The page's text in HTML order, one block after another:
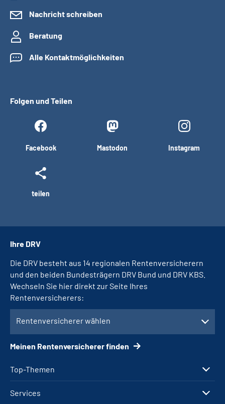
Nachricht schreiben
Beratung
Alle Kontaktmöglichkeiten
Folgen und Teilen
Facebook Mastodon Instagram
teilen
Top-Themen
Services
Ihre DRV
Die DRV besteht aus 14 regionalen Rentenversicherern
und den beiden Bundesträgern DRV Bund und DRV KBS.
Wechseln Sie hier direkt zur Seite Ihres
Rentenversicherers:
Rentenversicherer wählen
Meinen Rentenversicherer finden